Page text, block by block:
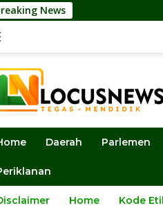
News Ketua
Daerah Parlemen
Home Kode